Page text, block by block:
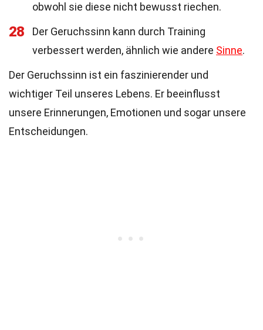
obwohl sie diese nicht bewusst riechen.
28
Der Geruchssinn kann durch Training
verbessert werden, ähnlich wie andere Sinne.
Der Geruchssinn ist ein faszinierender und
wichtiger Teil unseres Lebens. Er beeinflusst
unsere Erinnerungen, Emotionen und sogar unsere
Entscheidungen.